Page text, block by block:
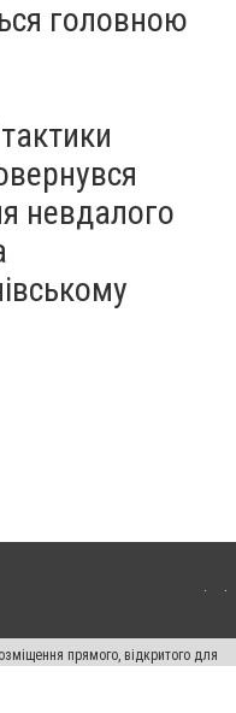
головною
невдалого
прямого, відкритого для